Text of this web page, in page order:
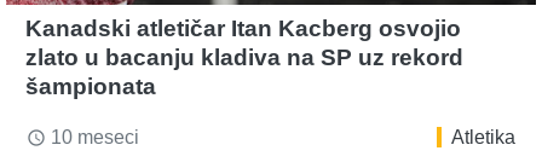
Kanadski atletičar Itan Kacberg osvojio
zlato u bacanju kladiva na SP uz rekord
šampionata
access_time 10 meseci Atletika